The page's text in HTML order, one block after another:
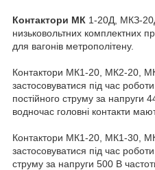
Контактори МК 1-20Д, МКЗ-
низьковольтних комплектних
для вагонів метрополітену.
Контактори МК1-20, МК2-20,
застосовуватися під час
постійного струму за напруги
водночас головні контакти
Контактори МК1-20, МК1-30,
застосовуватися під час
струму за напруги 500 В